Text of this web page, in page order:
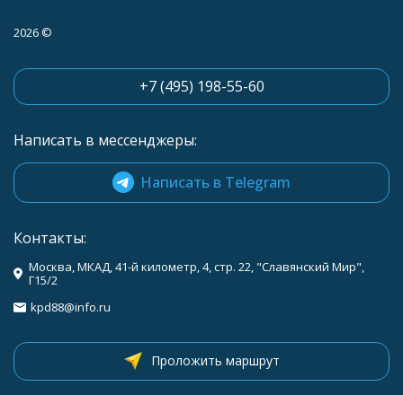
2026 ©
+7 (495) 198-55-60
Написать в мессенджеры:
Написать в Telegram
Контакты:
Москва, МКАД, 41-й километр, 4, стр. 22, "Славянский Мир",
Г15/2
kpd88@info.ru
Проложить маршрут